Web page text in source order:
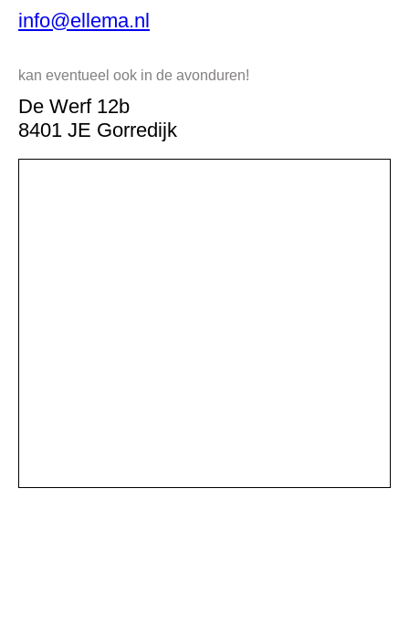
info@ellema.nl
kan eventueel ook in de avonduren!
De Werf 12b
8401 JE Gorredijk